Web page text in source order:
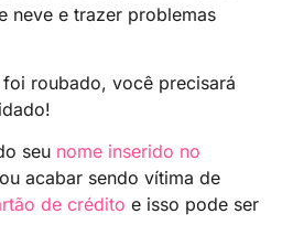
neve e trazer problemas
roubado, você precisará
seu nome inserido no
ou acabar sendo vítima de
de crédito e isso pode ser